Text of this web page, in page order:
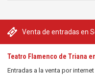
Venta de entradas en
Teatro Flamenco de Triana
Entradas a la venta por